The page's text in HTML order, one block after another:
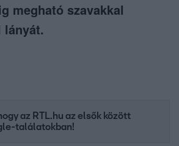
megható szavakkal
az RTL.hu az elsők között
találatokban!